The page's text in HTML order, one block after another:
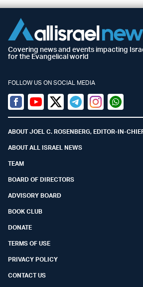
Covering news and events impacting
for the Evangelical world
FOLLOW US ON SOCIAL MEDIA
Facebook
YoutubeTwitter (X)
TelegramInstagram
ABOUT JOEL C. ROSENBERG, EDITOR-IN-
ABOUT ALL ISRAEL NEWS
TEAM
BOARD OF DIRECTORS
ADVISORY BOARD
BOOK CLUB
DONATE
TERMS OF USE
PRIVACY POLICY
CONTACT US